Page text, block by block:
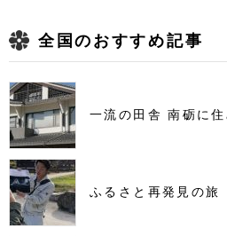
全国のおすすめ記事
一流の田舎 南砺に
ふるさと再発見の旅